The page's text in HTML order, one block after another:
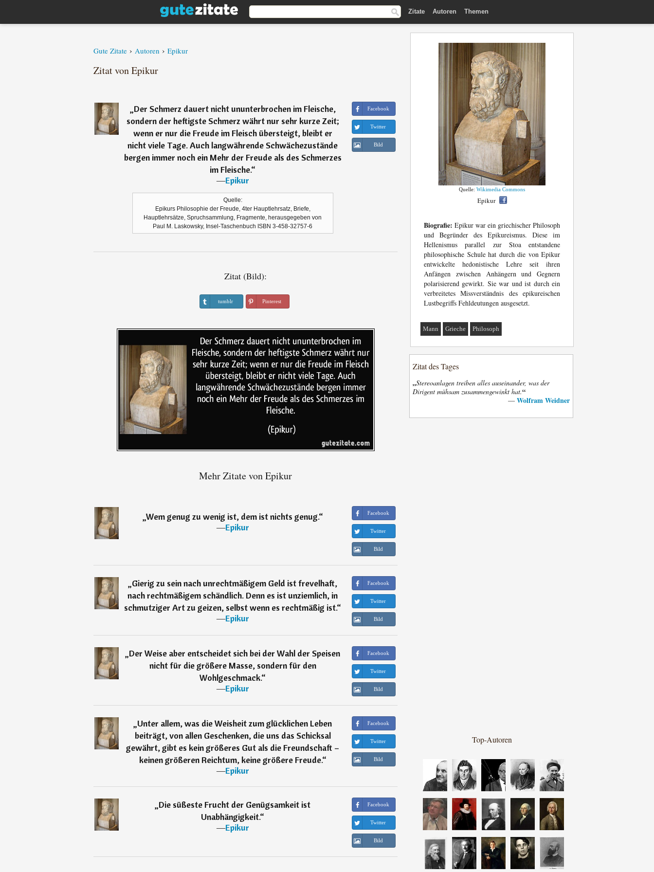
Zitate Autoren Themen
Gute Zitate › Autoren › Epikur
Zitat von Epikur
„Der Schmerz dauert nicht ununterbrochen im Fleische,
sondern der heftigste Schmerz währt nur sehr kurze Zeit;
wenn er nur die Freude im Fleisch übersteigt, bleibt er
nicht viele Tage. Auch langwährende Schwächezustände
bergen immer noch ein Mehr der Freude als des Schmerzes
im Fleische.“
―Epikur
Quelle:
Epikurs Philosophie der Freude, 4ter Hauptlehrsatz, Briefe,
Hauptlehrsätze, Spruchsammlung, Fragmente, herausgegeben von
Paul M. Laskowsky, Insel-Taschenbuch ISBN 3-458-32757-6
Facebook
Twitter
Bild
Zitat (Bild):
tumblr Pinterest
Mehr Zitate von Epikur
„Wem genug zu wenig ist, dem ist nichts genug.“
―Epikur
Facebook
Twitter
Bild
„Gierig zu sein nach unrechtmäßigem Geld ist frevelhaft,
nach rechtmäßigem schändlich. Denn es ist unziemlich, in
schmutziger Art zu geizen, selbst wenn es rechtmäßig ist.“
―Epikur
Facebook
Twitter
Bild
„Der Weise aber entscheidet sich bei der Wahl der Speisen
nicht für die größere Masse, sondern für den
Wohlgeschmack.“
―Epikur
Facebook
Twitter
Bild
„Unter allem, was die Weisheit zum glücklichen Leben
beiträgt, von allen Geschenken, die uns das Schicksal
gewährt, gibt es kein größeres Gut als die Freundschaft –
keinen größeren Reichtum, keine größere Freude.“
―Epikur
Facebook
Twitter
Bild
„Die süßeste Frucht der Genügsamkeit ist
Unabhängigkeit.“
―Epikur
Facebook
Twitter
Bild
Quelle: Wikimedia Commons
Epikur
Biografie: Epikur war ein griechischer Philosoph
und Begründer des Epikureismus. Diese im
Hellenismus parallel zur Stoa entstandene
philosophische Schule hat durch die von Epikur
entwickelte hedonistische Lehre seit ihren
Anfängen zwischen Anhängern und Gegnern
polarisierend gewirkt. Sie war und ist durch ein
verbreitetes Missverständnis des epikureischen
Lustbegriffs Fehldeutungen ausgesetzt.
Mann Grieche Philosoph
Zitat des Tages
„Stereoanlagen treiben alles auseinander, was der
Dirigent mühsam zusammengewinkt hat.“
— Wolfram Weidner
Top-Autoren